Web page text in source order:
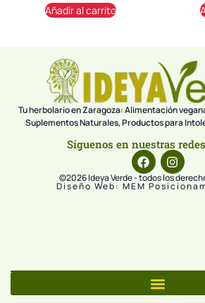
Añadir al carrito
Tu herbolario en Zaragoza: Alimentación
Suplementos Naturales, Productos para
Síguenos en nuestras
©2026 Ideya Verde - todos los
Diseño Web: MEM